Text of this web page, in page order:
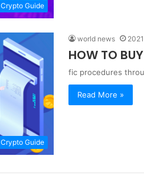
Crypto Guide
Crypto Guide
world news
HOW TO
fic procedures
Read More »